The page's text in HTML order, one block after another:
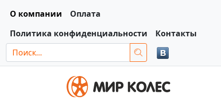
О компании
Оплата
Политика конфиденциальности
Контакты